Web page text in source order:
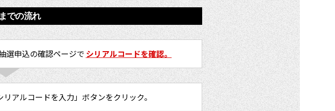
での流れ
選申込の確認ページで シリアルコードを確認。
アルコードを入力」ボタンをクリック。